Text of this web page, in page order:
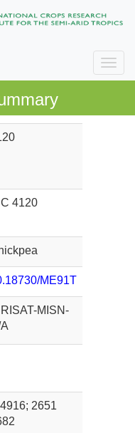
4120
ME91T
MISN-
2651